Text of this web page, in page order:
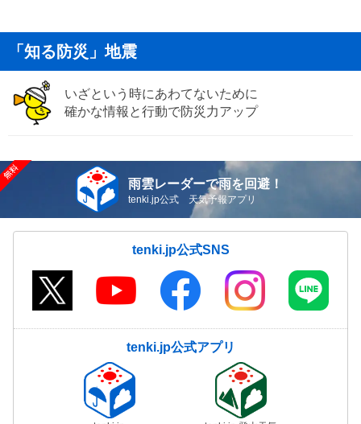
「知る防災」地震
いざという時にあわてないために
確かな情報と行動で防災力アップ
雨雲レーダーで雨を回避！
tenki.jp公式 天気予報アプリ
tenki.jp公式SNS
tenki.jp公式アプリ